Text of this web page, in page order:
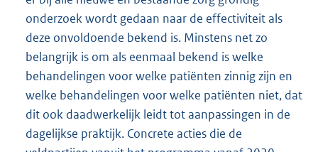
onderzoek wordt gedaan naar de effectiviteit als
deze onvoldoende bekend is. Minstens net zo
belangrijk is om als eenmaal bekend is welke
behandelingen voor welke patiënten zinnig zijn en
welke behandelingen voor welke patiënten niet, dat
dit ook daadwerkelijk leidt tot aanpassingen in de
dagelijkse praktijk. Concrete acties die de